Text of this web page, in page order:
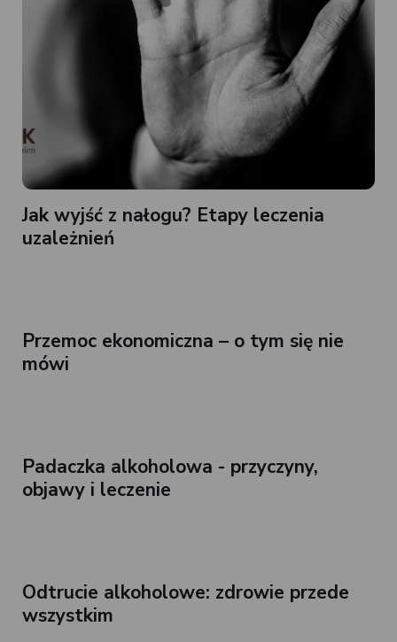
Jak wyjść z nałogu? Etapy leczenia
uzależnień
Przemoc ekonomiczna – o tym się nie
mówi
Padaczka alkoholowa - przyczyny,
objawy i leczenie
Odtrucie alkoholowe: zdrowie przede
wszystkim